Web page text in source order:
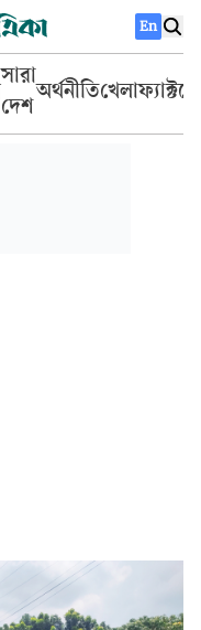
En
সারা
দেশ
অর্থনীতিখেলা